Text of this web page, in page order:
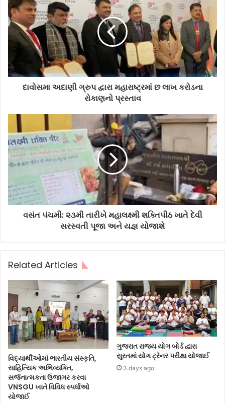
દાવોસમા અદાણી ગ્રુપ દ્વારા મહારાષ્ટ્રમાં છ લાખ કરોડના
રોકાણનો પ્રસ્તાવ
વસંત પંચમી: ૨૩મી તારીખે મહાલક્ષ્મી શક્તિપીઠ ખાતે દેવી
સરસ્વતી પૂજા અને યજ્ઞ યોજાશે
Related Articles
વિદ્યાર્થીઓમાં ભારતીય સંસ્કૃતિ,
સાહિત્યિક અભિવ્યક્તિ,
સર્જનાત્મકતા ઉજાગર કરવા
VNSGU ખાતે વિવિધ સ્પર્ધાઓ
યોજાઈ
ગુજરાત રાજ્ય યોગ બોર્ડ દ્વારા
સુરતમાં યોગ ટ્રેનર પરીક્ષા યોજાઈ
3 days ago